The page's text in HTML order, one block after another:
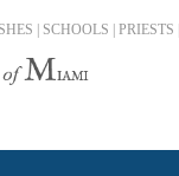
| SCHOOLS | PRIESTS |